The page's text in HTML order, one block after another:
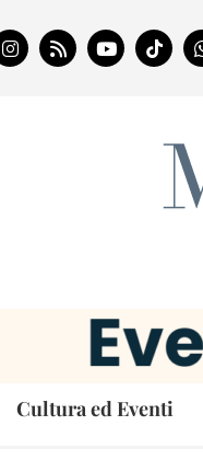
Cultura ed Eventi